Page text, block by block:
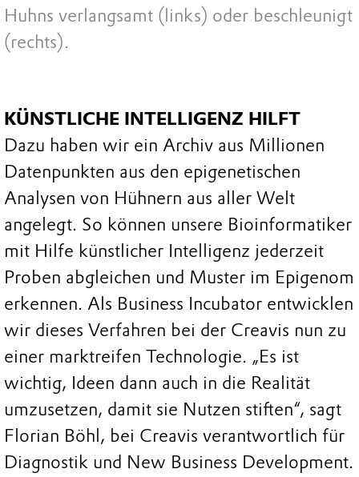
Huhns verlangsamt (links) oder beschleunigt
(rechts).
KÜNSTLICHE INTELLIGENZ HILFT
Dazu haben wir ein Archiv aus Millionen
Datenpunkten aus den epigenetischen
Analysen von Hühnern aus aller Welt
angelegt. So können unsere Bioinformatiker
mit Hilfe künstlicher Intelligenz jederzeit
Proben abgleichen und Muster im Epigenom
erkennen. Als Business Incubator entwicklen
wir dieses Verfahren bei der Creavis nun zu
einer marktreifen Technologie. „Es ist
wichtig, Ideen dann auch in die Realität
umzusetzen, damit sie Nutzen stiften“, sagt
Florian Böhl, bei Creavis verantwortlich für
Diagnostik und New Business Development.